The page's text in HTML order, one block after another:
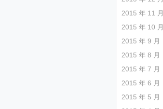
2015 年 11 月
2015 年 10 月
2015 年 9 月
2015 年 8 月
2015 年 7 月
2015 年 6 月
2015 年 5 月